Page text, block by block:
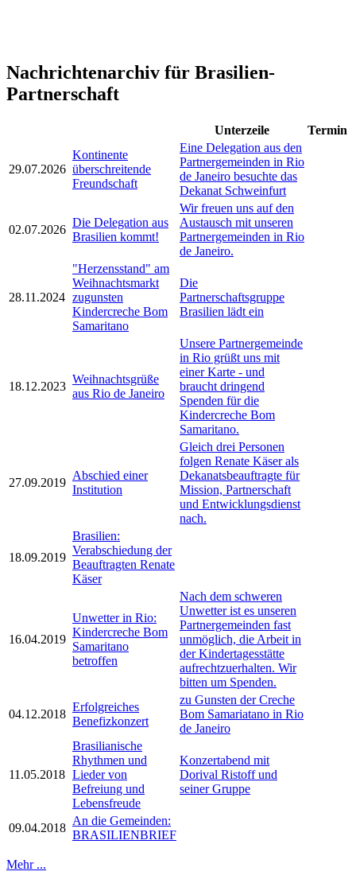
Nachrichtenarchiv für Brasilien-
Partnerschaft
Unterzeile Termin
29.07.2026
Kontinente
überschreitende
Freundschaft
Eine Delegation aus den
Partnergemeinden in Rio
de Janeiro besuchte das
Dekanat Schweinfurt
02.07.2026
Die Delegation aus
Brasilien kommt!
Wir freuen uns auf den
Austausch mit unseren
Partnergemeinden in Rio
de Janeiro.
28.11.2024
"Herzensstand" am
Weihnachtsmarkt
zugunsten
Kindercreche Bom
Samaritano
Die
Partnerschaftsgruppe
Brasilien lädt ein
18.12.2023
Weihnachtsgrüße
aus Rio de Janeiro
Unsere Partnergemeinde
in Rio grüßt uns mit
einer Karte - und
braucht dringend
Spenden für die
Kindercreche Bom
Samaritano.
27.09.2019
Abschied einer
Institution
Gleich drei Personen
folgen Renate Käser als
Dekanatsbeauftragte für
Mission, Partnerschaft
und Entwicklungsdienst
nach.
18.09.2019
Brasilien:
Verabschiedung der
Beauftragten Renate
Käser
16.04.2019
Unwetter in Rio:
Kindercreche Bom
Samaritano
betroffen
Nach dem schweren
Unwetter ist es unseren
Partnergemeinden fast
unmöglich, die Arbeit in
der Kindertagesstätte
aufrechtzuerhalten. Wir
bitten um Spenden.
04.12.2018
Erfolgreiches
Benefizkonzert
zu Gunsten der Creche
Bom Samariatano in Rio
de Janeiro
11.05.2018
Brasilianische
Rhythmen und
Lieder von
Befreiung und
Lebensfreude
Konzertabend mit
Dorival Ristoff und
seiner Gruppe
09.04.2018
An die Gemeinden:
BRASILIENBRIEF
Mehr ...